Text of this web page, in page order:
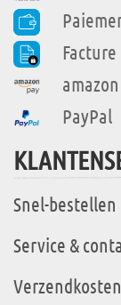
Facture
PayPal
Snel-bestellen
Service &